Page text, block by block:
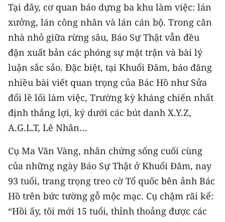
CHUYÊN ĐỀ
CÁC CHUYÊN TRANG
VỀ BÁO NHÂN DÂN
THỜI NAY
NHÂN DÂN CUỐI TUẦN
NHÂN DÂN HẰNG THÁNG
MUA BÁO
ĐỌC BÁO IN
Tại đây, cơ quan báo dựng ba khu làm việc: lán
xưởng, lán công nhân và lán cán bộ. Trong căn
nhà nhỏ giữa rừng sâu, Báo Sự Thật vẫn đều
đặn xuất bản các phóng sự mặt trận và bài lý
luận sắc sảo. Đặc biệt, tại Khuổi Đăm, báo đăng
nhiều bài viết quan trọng của Bác Hồ như Sửa
đổi lề lối làm việc, Trường kỳ kháng chiến nhất
định thắng lợi, ký dưới các bút danh X.Y.Z,
A.G.L.T, Lê Nhân…
Cụ Ma Văn Vàng, nhân chứng sống cuối cùng
của những ngày Báo Sự Thật ở Khuổi Đăm, nay
93 tuổi, trang trọng treo cờ Tổ quốc bên ảnh Bác
Hồ trên bức tường gỗ mộc mạc. Cụ chậm rãi kể:
“Hồi ấy, tôi mới 15 tuổi, thỉnh thoảng được các